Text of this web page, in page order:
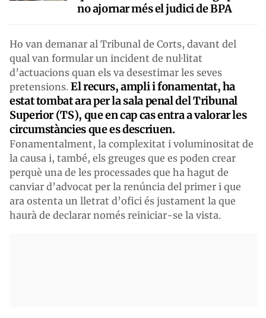
no ajornar més el judici de BPA
Ho van demanar al Tribunal de Corts, davant del
qual van formular un incident de nul·litat
d’actuacions quan els va desestimar les seves
pretensions. El recurs, ampli i fonamentat, ha
estat tombat ara per la sala penal del Tribunal
Superior (TS), que en cap cas entra a valorar les
circumstàncies que es descriuen.
Fonamentalment, la complexitat i voluminositat de
la causa i, també, els greuges que es poden crear
perquè una de les processades que ha hagut de
canviar d’advocat per la renúncia del primer i que
ara ostenta un lletrat d’ofici és justament la que
haurà de declarar només reiniciar-se la vista.